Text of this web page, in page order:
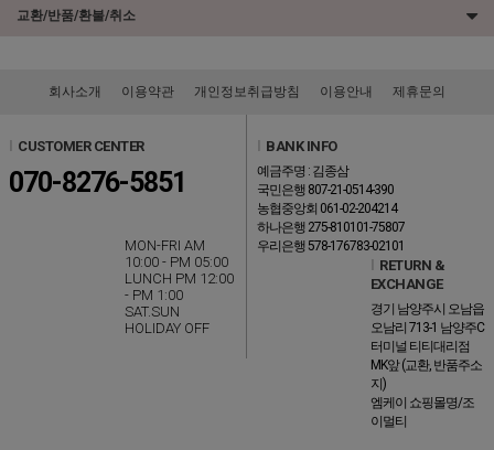
교환/반품/환불/취소
회사소개 이용약관 개인정보취급방침 이용안내 제휴문의
CUSTOMER CENTER
070-8276-5851
MON-FRI AM
10:00 - PM 05:00
LUNCH PM 12:00
- PM 1:00
SAT.SUN
HOLIDAY OFF
BANK INFO
예금주명 : 김종삼
국민은행 807-21-0514-390
농협중앙회 061-02-204214
하나은행 275-810101-75807
우리은행 578-176783-02101
RETURN &
EXCHANGE
경기 남양주시 오남읍
오남리 713-1 남양주C
터미널 티티대리점
MK앞 (교환, 반품주소
지)
엠케이 쇼핑몰명/조
이멀티